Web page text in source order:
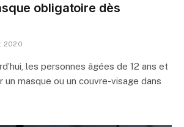
obligatoire dès
2020
les personnes âgées de 12 ans et
masque ou un couvre-visage dans